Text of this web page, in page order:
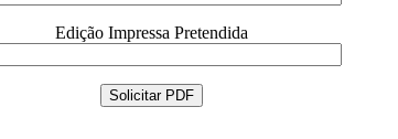
Edição Impressa Pretendida